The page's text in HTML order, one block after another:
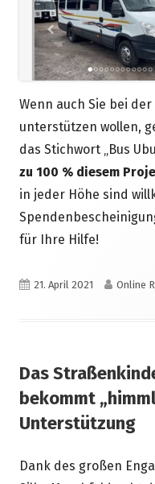
Wenn auch Sie bei
unterstützen wollen,
das Stichwort „Bus
zu 100 % diesem
in jeder Höhe sind
für Ihre Hilfe!
Veröffentlicht
21. April 2021 Autor
Online
Das
bekommt
Unterstützung
Dank des großen